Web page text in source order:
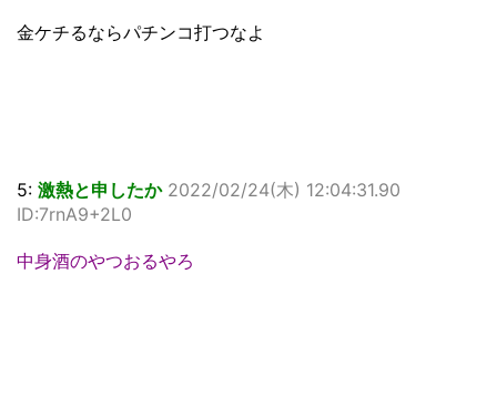
金ケチるならパチンコ打つなよ
5: 激熱と申したか 2022/02/24(木) 12:04:31.90
ID:7rnA9+2L0
中身酒のやつおるやろ